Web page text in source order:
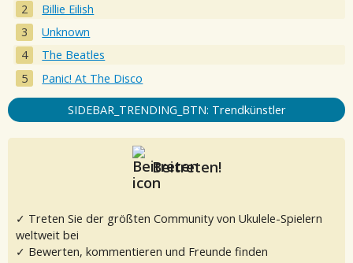
Billie Eilish
Unknown
The Beatles
Panic! At The Disco
SIDEBAR_TRENDING_BTN: Trendkünstler
Beitreten!
✓ Treten Sie der größten Community von Ukulele-Spielern
weltweit bei
✓ Bewerten, kommentieren und Freunde finden